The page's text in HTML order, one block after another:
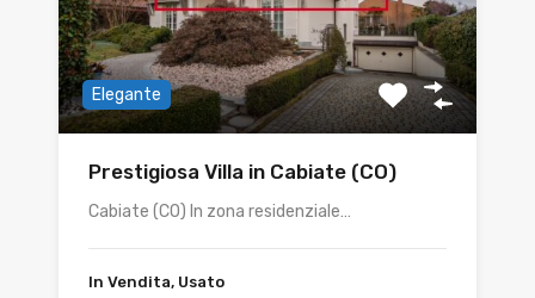
Elegante
Prestigiosa Villa in Cabiate (CO)
Cabiate (CO) In zona residenziale…
In Vendita, Usato